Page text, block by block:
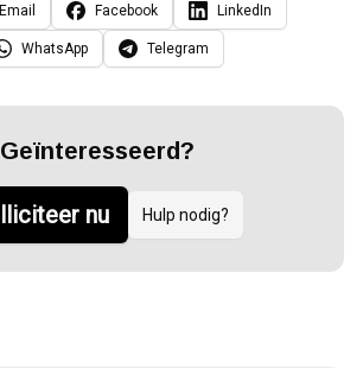
Email Facebook LinkedIn
WhatsApp Telegram
Geïnteresseerd?
nu Hulp nodig?